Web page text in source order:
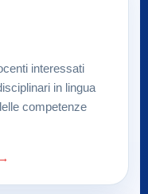
interessati
in lingua
competenze